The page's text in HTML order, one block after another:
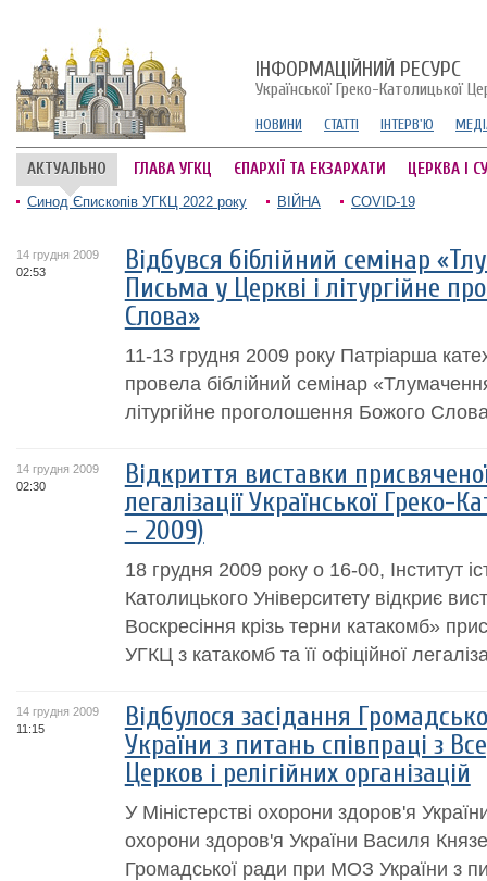
ІНФОРМАЦІЙНИЙ РЕСУРС
Української Греко-Католицької
НОВИНИ СТАТТІ ІНТЕРВ'Ю
АКТУАЛЬНО ГЛАВА УГКЦ ЄПАРХІЇ ТА ЕКЗАРХАТИ ЦЕРКВА І
Синод Єпископів УГКЦ 2022 року ВІЙНА COVID-19
14 грудня 2009
02:53
Відбувся біблійний семінар
Письма у Церкві і літургійне
Слова»
11-13 грудня 2009 року Патріарша
провела біблійний семінар
літургійне проголошення Божого
14 грудня 2009
02:30
Відкриття виставки
легалізації Української Греко-
– 2009)
18 грудня 2009 року о 16-00, Інститут
Католицького Університету відкриє
Воскресіння крізь терни катакомб»
УГКЦ з катакомб та її офіційної
14 грудня 2009
11:15
Відбулося засідання
України з питань співпраці з
Церков і релігійних організацій
У Міністерстві охорони здоров'я
охорони здоров'я України Василя
Громадської ради при МОЗ України з